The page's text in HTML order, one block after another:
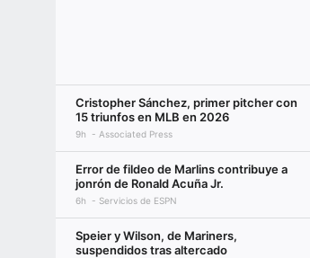
Cristopher Sánchez, primer pitcher con
15 triunfos en MLB en 2026
9h Associated Press
Error de fildeo de Marlins contribuye a
jonrón de Ronald Acuña Jr.
6h Servicios de ESPN
Speier y Wilson, de Mariners,
suspendidos tras altercado